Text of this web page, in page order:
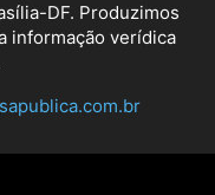
DF. Produzimos
informação verídica